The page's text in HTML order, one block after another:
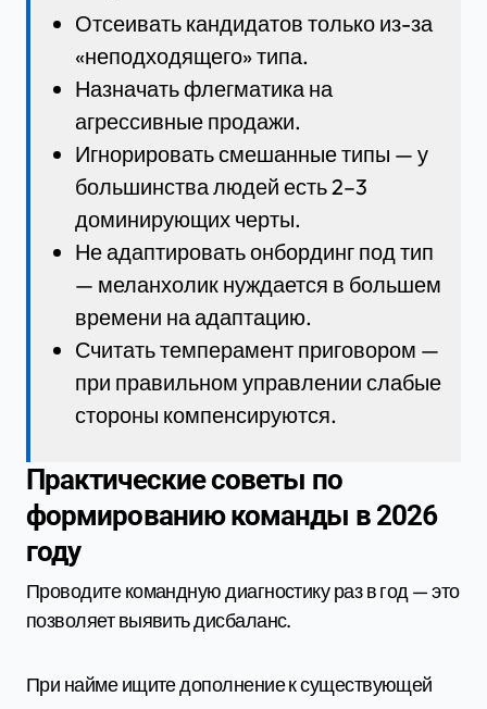
Отсеивать кандидатов только из-за
«неподходящего» типа.
Назначать флегматика на
агрессивные продажи.
Игнорировать смешанные типы — у
большинства людей есть 2–3
доминирующих черты.
Не адаптировать онбординг под тип
— меланхолик нуждается в большем
времени на адаптацию.
Считать темперамент приговором —
при правильном управлении слабые
стороны компенсируются.
Практические советы по
формированию команды в 2026
году
Проводите командную диагностику раз в год — это
позволяет выявить дисбаланс.
При найме ищите дополнение к существующей